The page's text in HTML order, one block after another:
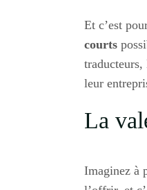
Et c’est
courts
leur
La
Imaginez à